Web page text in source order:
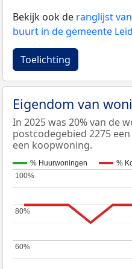
Bekijk ook de ranglijst
buurt in de gemeente
Toelichting
Eigendom van
In 2025 was 20% van de
postcodegebied 2275
een koopwoning.
% Huurwoningen %
60%
60%
80%
80%
100%
100%